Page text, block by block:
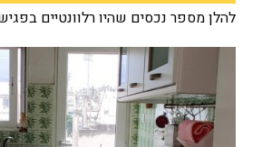
להלן מספר נכסים שהיו רלוונטיים